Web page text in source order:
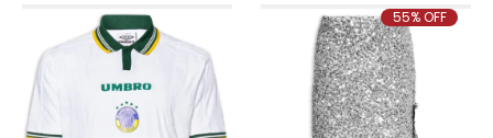
55% OFF